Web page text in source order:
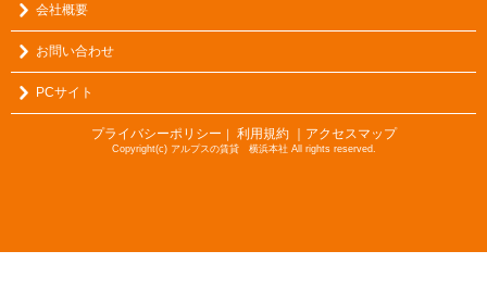
会社概要
お問い合わせ
PCサイト
プライバシーポリシー ｜ 利用規約 ｜アクセスマップ
Copyright(c) アルプスの賃貸 横浜本社 All rights reserved.